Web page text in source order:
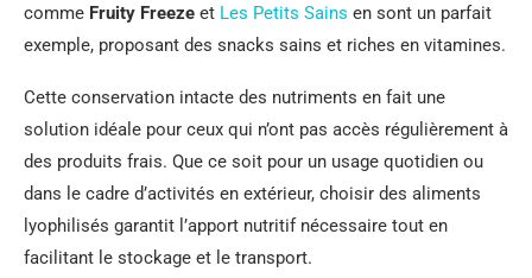
comme Fruity Freeze et Les Petits Sains en sont un parfait
exemple, proposant des snacks sains et riches en vitamines.
Cette conservation intacte des nutriments en fait une
solution idéale pour ceux qui n’ont pas accès régulièrement à
des produits frais. Que ce soit pour un usage quotidien ou
dans le cadre d’activités en extérieur, choisir des aliments
lyophilisés garantit l’apport nutritif nécessaire tout en
facilitant le stockage et le transport.